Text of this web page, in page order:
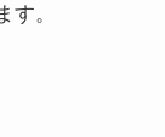
。